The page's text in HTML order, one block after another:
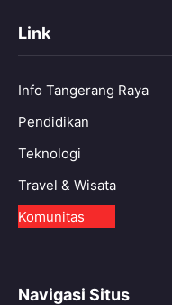
Link
Info Tangerang Raya
Pendidikan
Teknologi
Travel & Wisata
Komunitas
Navigasi Situs